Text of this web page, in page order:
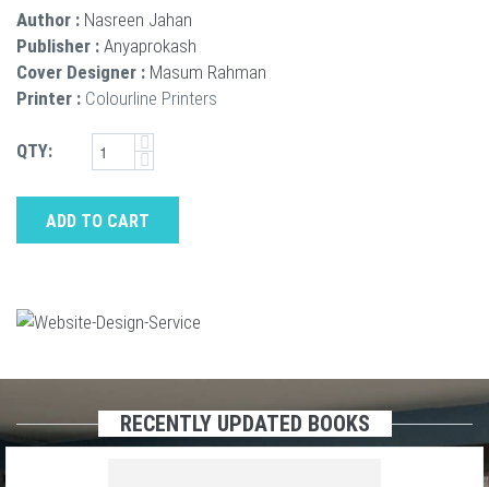
Author : Nasreen Jahan
Publisher : Anyaprokash
Cover Designer : Masum Rahman
Printer : Colourline Printers
QTY:
ADD TO CART
RECENTLY UPDATED BOOKS